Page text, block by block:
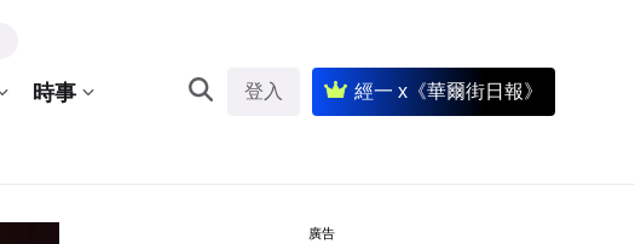
時事 登入 經一 x《華爾街日報》
廣告